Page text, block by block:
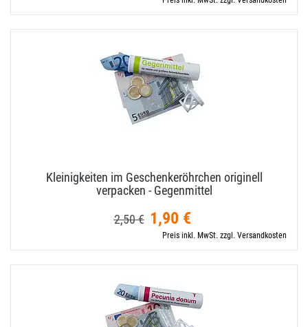
Kleinigkeiten im Geschenkeröhrchen originell
verpacken - Gegenmittel
2,50 € 1,90 €
Preis inkl. MwSt. zzgl. Versandkosten